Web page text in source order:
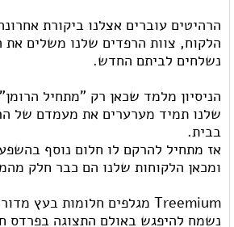
הרהיטים עוברים אצלנו ביקורת
הלקוח, צוות הרפדים שלנו משלים
נשלחים לביתם החדש.
הניסיון מלמד שכאן רק "מתחיל
שלנו תמיד מערערים את מעמדם של
בבית.
אז מתחיל להרקם לו חלום נוסף
ומכאן הלקוחות שלנו הם כבר חלק
Treemium מגלפים חלומות בעץ מדור לדור.
נשמח להיפגש באולם התצוגה בפרדס